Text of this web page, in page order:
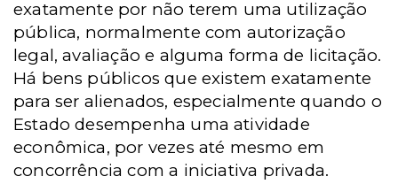
exatamente por não terem uma utilização
pública, normalmente com autorização
legal, avaliação e alguma forma de licitação.
Há bens públicos que existem exatamente
para ser alienados, especialmente quando o
Estado desempenha uma atividade
econômica, por vezes até mesmo em
concorrência com a iniciativa privada.